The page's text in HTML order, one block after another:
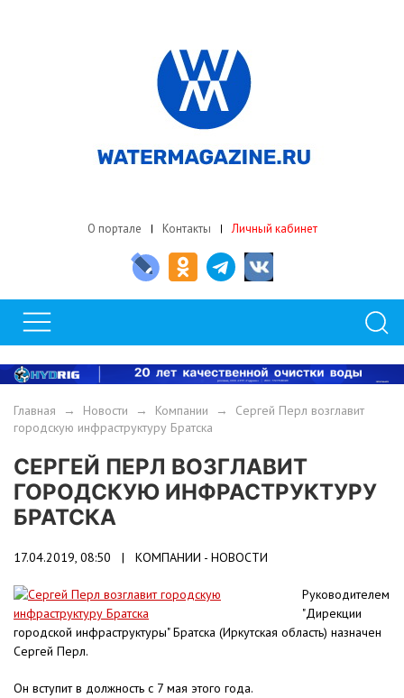
О портале Контакты Личный кабинет
Главная → Новости → Компании → Сергей Перл возглавит
городскую инфраструктуру Братска
СЕРГЕЙ ПЕРЛ ВОЗГЛАВИТ
ГОРОДСКУЮ ИНФРАСТРУКТУРУ
БРАТСКА
17.04.2019, 08:50 | КОМПАНИИ - НОВОСТИ
Руководителем
"Дирекции
городской инфраструктуры" Братска (Иркутская область) назначен
Сергей Перл.
Он вступит в должность с 7 мая этого года.